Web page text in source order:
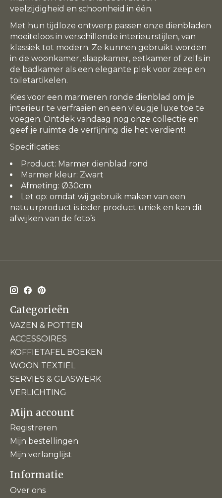
veelzijdigheid en schoonheid in één.
Met hun tijdloze ontwerp passen onze dienbladen
moeiteloos in verschillende interieurstijlen, van
klassiek tot modern. Ze kunnen gebruikt worden
in de woonkamer, slaapkamer, eetkamer of zelfs in
de badkamer als een elegante plek voor zeep en
toiletartikelen.
Kies voor een marmeren ronde dienblad om je
interieur te verfraaien en een vleugje luxe toe te
voegen. Ontdek vandaag nog onze collectie en
geef je ruimte de verfijning die het verdient!
Specificaties:
Product: Marmer dienblad rond
Marmer kleur: Zwart
Afmeting: Ø30cm
Let op: omdat wij gebruik maken van een
natuurproduct is ieder product uniek en kan dit
afwijken van de foto’s
Categorieën
VAZEN & POTTEN
ACCESSOIRES
KOFFIETAFEL BOEKEN
WOON TEXTIEL
SERVIES & GLASWERK
VERLICHTING
Mijn account
Registreren
Mijn bestellingen
Mijn verlanglijst
Informatie
Over ons